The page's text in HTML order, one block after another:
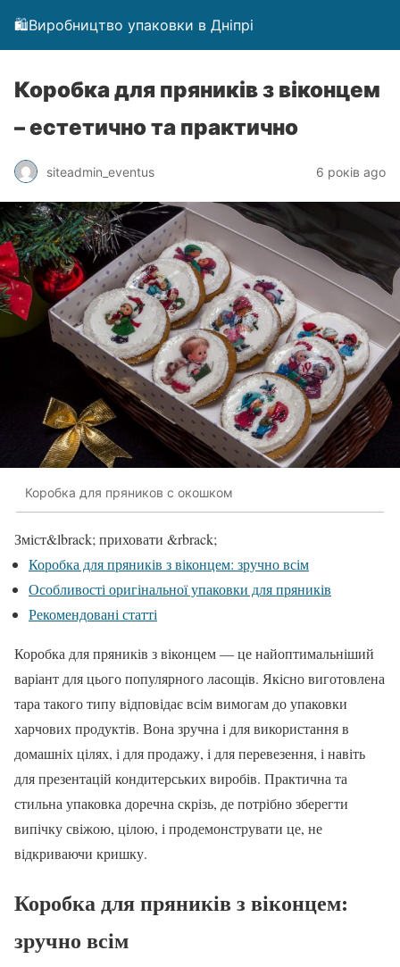
🛍️Виробництво упаковки в Дніпрі
Коробка для пряників з віконцем
– естетично та практично
siteadmin_eventus 6 років ago
Коробка для пряников с окошком
Зміст&lbrack; приховати &rbrack;
Коробка для пряників з віконцем: зручно всім
Особливості оригінальної упаковки для пряників
Рекомендовані статті
Коробка для пряників з віконцем — це найоптимальніший
варіант для цього популярного ласощів. Якісно виготовлена
тара такого типу відповідає всім вимогам до упаковки
харчових продуктів. Вона зручна і для використання в
домашніх цілях, і для продажу, і для перевезення, і навіть
для презентацій кондитерських виробів. Практична та
стильна упаковка доречна скрізь, де потрібно зберегти
випічку свіжою, цілою, і продемонструвати це, не
відкриваючи кришку.
Коробка для пряників з віконцем:
зручно всім